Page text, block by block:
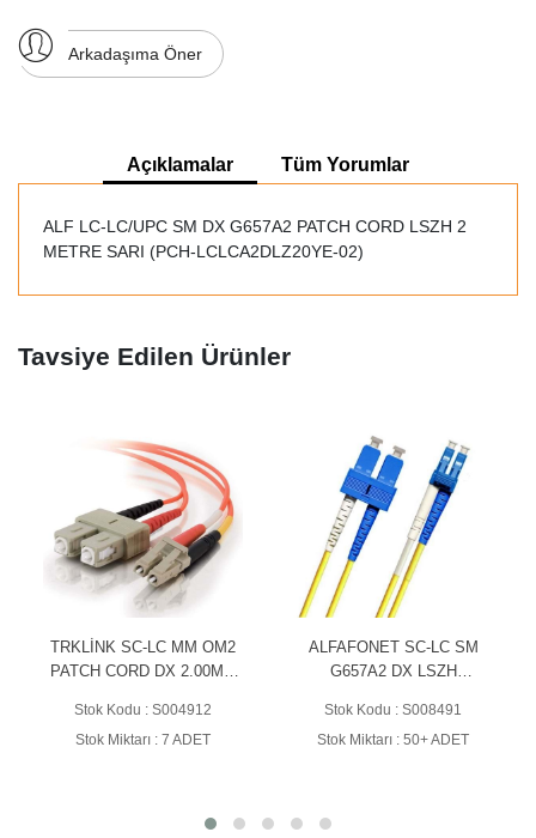
Arkadaşıma Öner
Açıklamalar Tüm Yorumlar
ALF LC-LC/UPC SM DX G657A2 PATCH CORD LSZH 2
METRE SARI (PCH-LCLCA2DLZ20YE-02)
Tavsiye Edilen Ürünler
TRKLİNK SC-LC MM OM2
PATCH CORD DX 2.00MM
Stok Kodu : S004912
Stok Miktarı : 7 ADET
ALFAFONET SC-LC SM
G657A2 DX LSZH
SARI (PCH-
SCLCA2DLZ20YE-02)
Stok Kodu : S008491
Stok Miktarı : 50+ ADET